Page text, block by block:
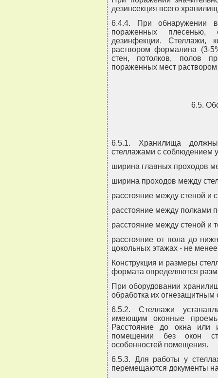
дезинсекция всего
6.4.4. При обнаружении
пораженных плесенью,
дезинфекции. Стеллажи,
раствором формалина (3-
стен, потолков, полов
пораженных мест
6.5.
6.5.1. Хранилища
стеллажами с соблюдением
ширина главных проходов
ширина проходов между
расстояние между стеной и
расстояние между полками
расстояние между стеной и
расстояние от пола до
цокольных этажах - не
Конструкция и размеры
формата определяются
При оборудовании
обработка их огнезащитным
6.5.2. Стеллажи
имеющим оконные
Расстояние до окна
помещении без окон
особенностей помещения.
6.5.3. Для работы у
перемещаются документы